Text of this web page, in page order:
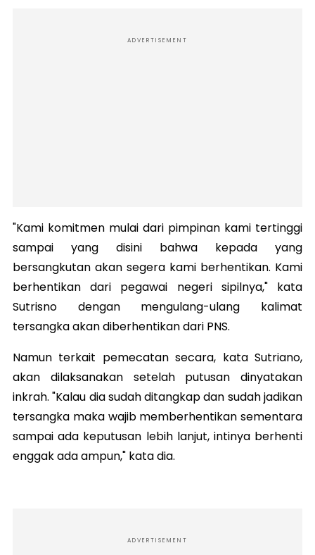
ADVERTISEMENT
"Kami komitmen mulai dari pimpinan kami tertinggi
sampai yang disini bahwa kepada yang
bersangkutan akan segera kami berhentikan. Kami
berhentikan dari pegawai negeri sipilnya," kata
Sutrisno dengan mengulang-ulang kalimat
tersangka akan diberhentikan dari PNS.
Namun terkait pemecatan secara, kata Sutriano,
akan dilaksanakan setelah putusan dinyatakan
inkrah. "Kalau dia sudah ditangkap dan sudah jadikan
tersangka maka wajib memberhentikan sementara
sampai ada keputusan lebih lanjut, intinya berhenti
enggak ada ampun," kata dia.
ADVERTISEMENT